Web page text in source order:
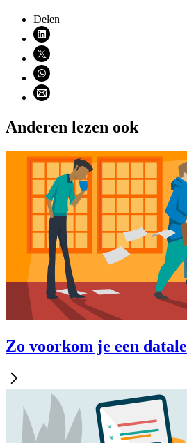
Delen
Deel via LinkedIn (opent nieuw
Deel via X (opent nieuw venster)
Deel via WhatsApp (opent
Deel via email (opent email
Anderen lezen ook
Zo voorkom je een